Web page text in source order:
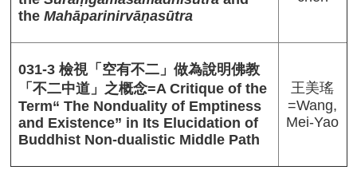
站
覽
English
新
消
息
the Mahāparinirvāṇasūtra
031-3 檢視「空有不二」做為說明佛教
「不二中道」之概念=A Critique of the
Term“ The Nonduality of Emptiness
and Existence” in Its Elucidation of
Buddhist Non-dualistic Middle Path
王美瑤
=Wang,
Mei-Yao